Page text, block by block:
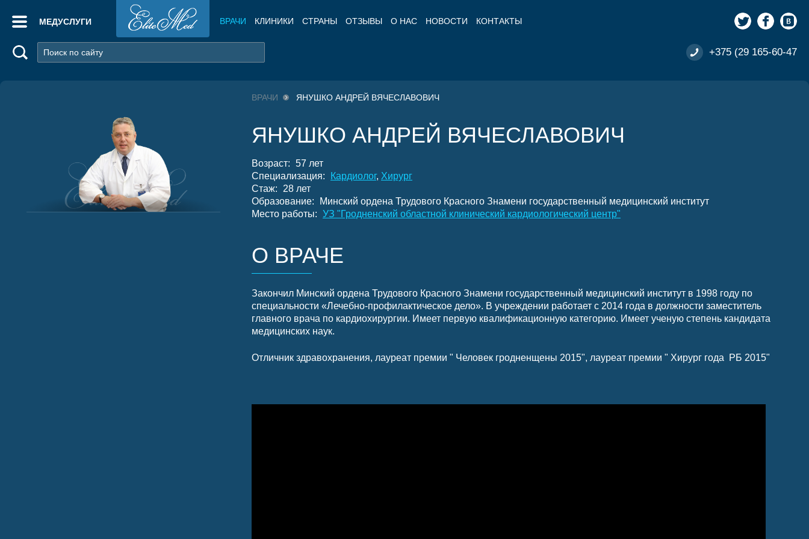
МЕДУСЛУГИ ВРАЧИ КЛИНИКИ СТРАНЫ ОТЗЫВЫ О НАС НОВОСТИ КОНТАКТЫ
+375 (29 165-60-47
ВРАЧИ ЯНУШКО АНДРЕЙ ВЯЧЕСЛАВОВИЧ
ЯНУШКО АНДРЕЙ ВЯЧЕСЛАВОВИЧ
Возраст: 57 лет
Специализация:
Кардиолог, Хирург
Стаж:
28 лет
Образование:
Минский ордена Трудового Красного Знамени государственный медицинский институт
Место работы: УЗ "Гродненский областной клинический кардиологический центр"
О ВРАЧЕ
Закончил Минский ордена Трудового Красного Знамени государственный медицинский институт в 1998 году по
специальности «Лечебно-профилактическое дело». В учреждении работает с 2014 года в должности заместитель
главного врача по кардиохирургии. Имеет первую квалификационную категорию. Имеет ученую степень кандидата
медицинских наук.
Отличник здравохранения, лауреат премии " Человек гродненщены 2015", лауреат премии " Хирург года РБ 2015"